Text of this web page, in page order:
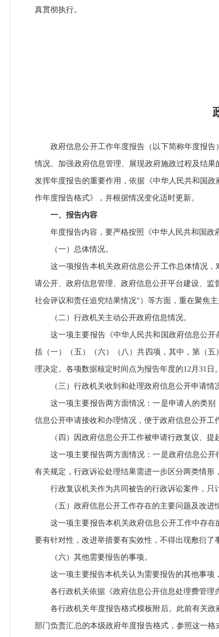
真贯彻执行。
政府信息公开工作年度报告（以下简称年度报
情况、加强政府信息管理、展现政府施政过程及结
发挥年度报告的重要作用，依据《中华人民共和国
作年度报告格式》，并根据情况变化适时更新。
一、报告内容
年度报告内容，要严格按照《中华人民共和国
（一）总体情况。
这一项报告本机关政府信息公开工作总体情况
请公开、政府信息管理、政府信息公开平台建设、
社会评议和责任追究结果情况”）等方面，重在聚焦
（二）行政机关主动公开政府信息情况。
这一项主要报告《中华人民共和国政府信息公
括（一）（五）（六）（八）共四项，其中，第（
理决定。各项数据核定时间点为报告年度的12月31日
（三）行政机关收到和处理政府信息公开申请情
这一项主要报告两方面情况：一是申请人的类
信息公开申请接收和办理情况，便于政府信息公开
（四）因政府信息公开工作被申请行政复议、提
这一项主要报告两方面情况：一是政府信息公
有关规定，行政诉讼处理结果需进一步区分两类情形
行政复议机关作为共同被告的行政诉讼案件，
（五）政府信息公开工作存在的主要问题及改进
这一项主要报告本机关政府信息公开工作中存
要有针对性，改进举措要有实效性，不得出现敷衍了
（六）其他需要报告的事项。
这一项主要报告本机关认为需要报告的其他事
各行政机关依据《政府信息公开信息处理费管
各行政机关年度报告格式模板附后。此前有关
部门负责汇总的本级政府年度报告格式，参照这一